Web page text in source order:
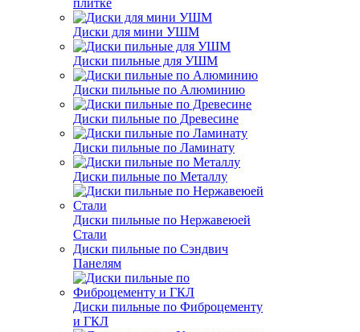
плитке
Диски для мини УШМ
Диски пильные для УШМ
Диски пильные по Алюминию
Диски пильные по Древесине
Диски пильные по Ламинату
Диски пильные по Металлу
Диски пильные по Нержавеюей
Стали
Диски пильные по Сэндвич
Панелям
Диски пильные по Фиброцементу
и ГКЛ